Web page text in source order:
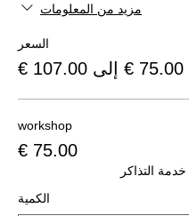
مزيد من المعلومات
السعر
workshop
الكمية